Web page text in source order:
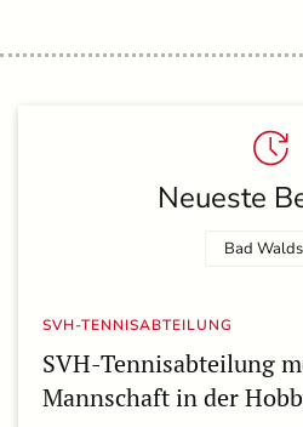
Neueste
Bad
SVH-TENNISABTEILUNG
SVH-Tennisabteilung
Mannschaft in der